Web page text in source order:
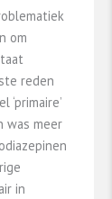
om
reden
was meer
in